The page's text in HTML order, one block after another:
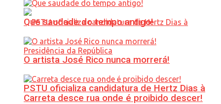
PSTU oficializa candidatura de Hertz Dias à
Que saudade do tempo antigo!
O artista José Rico nunca morrerá!
Carreta desce rua onde é proibido descer!